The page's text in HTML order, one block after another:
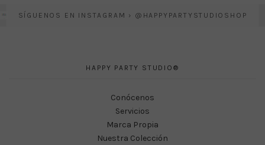
SÍGUENOS EN INSTAGRAM › @HAPPYPARTYSTUDIOSHOP
HAPPY PARTY STUDIO®
Conócenos
Servicios
Marca Propia
Nuestra Colección